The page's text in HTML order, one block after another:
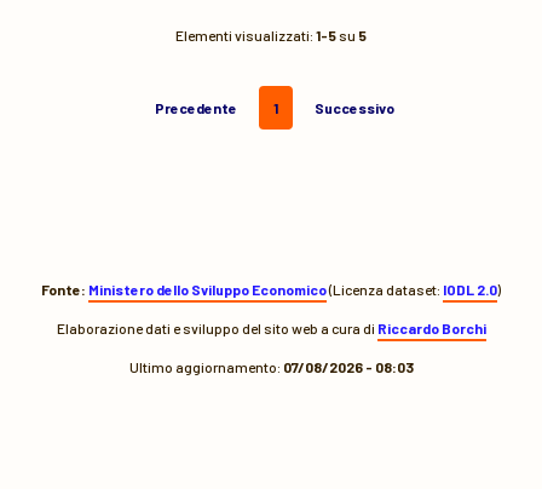
Elementi visualizzati: 1-5su 5
Precedente 1 Successivo
Fonte: Ministero dello Sviluppo Economico(Licenza dataset: IODL 2.0)
Elaborazione dati e sviluppo del sito web a cura di Riccardo Borchi
Ultimo aggiornamento: 07/08/2026 - 08:03